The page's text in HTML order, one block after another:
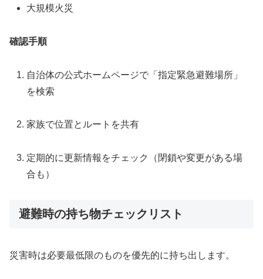
大規模火災
確認手順
自治体の公式ホームページで「指定緊急避難場所」
を検索
家族で位置とルートを共有
定期的に更新情報をチェック（閉鎖や変更がある場
合も）
避難時の持ち物チェックリスト
災害時は必要最低限のものを優先的に持ち出します。